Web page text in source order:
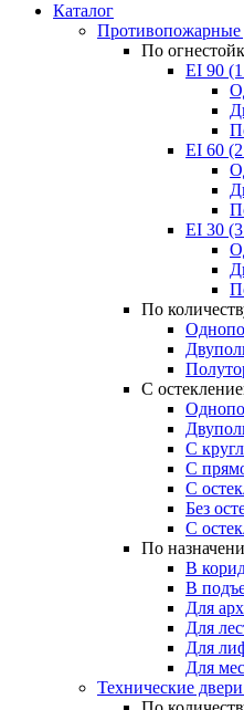
Каталог
Противопожарные
По
EI 90
EI 60
EI 30
По
С
С
С
С
Без
С
По
В
В
Для
Для
Для
Для
Технические двери